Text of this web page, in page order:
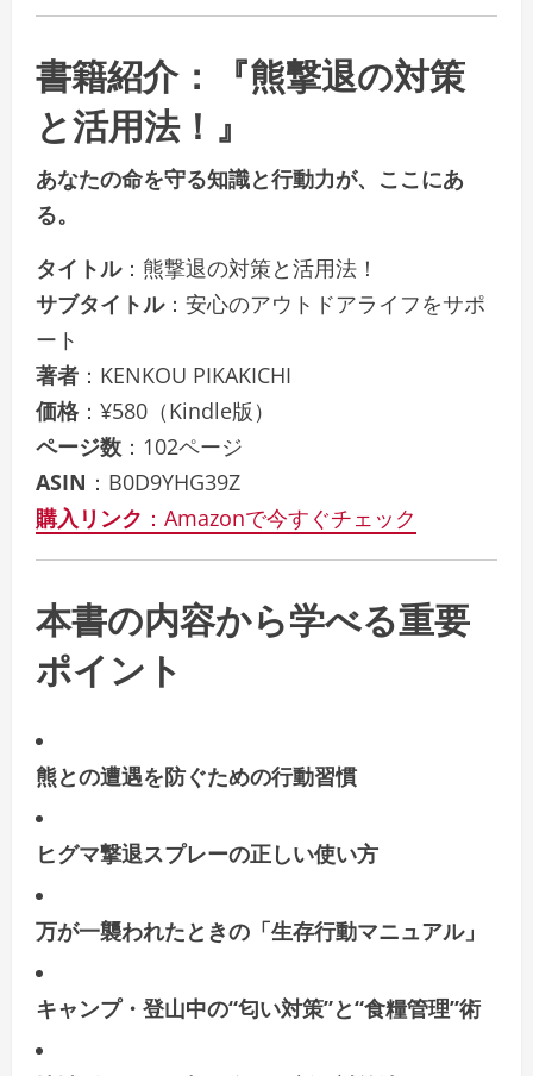
書籍紹介：『熊撃退の対策
と活用法！』
あなたの命を守る知識と行動力が、ここにあ
る。
タイトル：熊撃退の対策と活用法！
サブタイトル：安心のアウトドアライフをサポ
ート
著者 ：KENKOU PIKAKICHI
価格：¥580（Kindle版）
ページ数 ：102ページ
ASIN ：B0D9YHG39Z
購入リンク ：Amazonで今すぐチェック
本書の内容から学べる重要
ポイント
熊との遭遇を防ぐための行動習慣
ヒグマ撃退スプレーの正しい使い方
万が一襲われたときの「生存行動マニュアル」
キャンプ・登山中の“匂い対策”と“食糧管理”術